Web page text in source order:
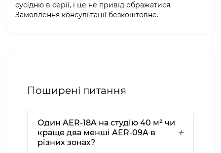
сусідню в серії, і це не привід ображатися.
Замовлення консультації безкоштовне.
Поширені питання
Один AER-18A на студію 40 м² чи
краще два менші AER-09A в
різних зонах?